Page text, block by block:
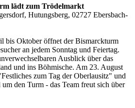
lädt zum Trödelmarkt
Hutungsberg, 02727 Ebersbach-
bis Oktober öffnet der Bismarckturm
an jedem Sonntag und Feiertag.
Ausblick über das
und ins Böhmische. Am 23. August
zum Tag der Oberlausitz" und
den Turm - das Team freut sich über